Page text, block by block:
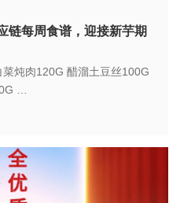
每周食谱，迎接新芋期
炖肉120G 醋溜土豆丝100G